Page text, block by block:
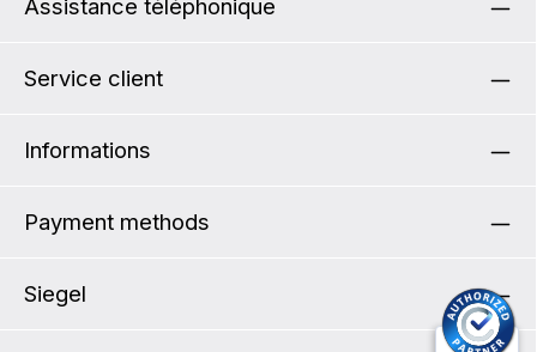
Assistance téléphonique
Service client
Informations
Payment methods
Siegel